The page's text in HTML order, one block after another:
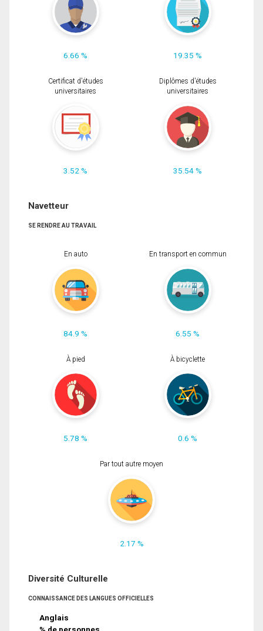
6.66 % 19.35 %
Certificat d'études
universitaires
3.52 %
Diplômes d'études
universitaires
35.54 %
Navetteur
SE RENDRE AU TRAVAIL
En auto
84.9 %
En transport en commun
6.55 %
À pied
5.78 %
À bicyclette
0.6 %
Par tout autre moyen
2.17 %
Diversité Culturelle
CONNAISSANCE DES LANGUES OFFICIELLES
Anglais
% de personnes